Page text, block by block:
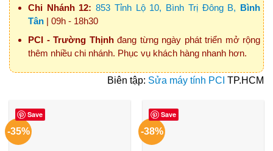
Chi Nhánh 12: 853 Tỉnh Lộ 10, Bình Trị Đông B, Bình
Tân | 09h - 18h30
PCI - Trường Thịnhđang từng ngày phát triển mở rộng
thêm nhiều chi nhánh. Phục vụ khách hàng nhanh hơn.
Biên tập: Sửa máy tính PCI TP.HCM
Save
-35%
Save
-38%